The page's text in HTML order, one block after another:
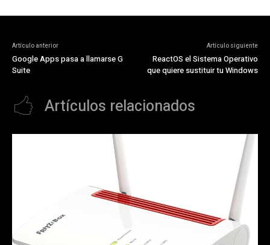
Artículo anterior
Google Apps pasa a llamarse G
Suite
Artículo siguiente
ReactOS el Sistema Operativo
que quiere sustituir tu Windows
Artículos relacionados